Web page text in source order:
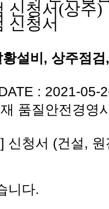
신청서(상주)
신청서
설비, 상주점
: 2021-05-
품질안전경영
신청서 (건설,
니다.